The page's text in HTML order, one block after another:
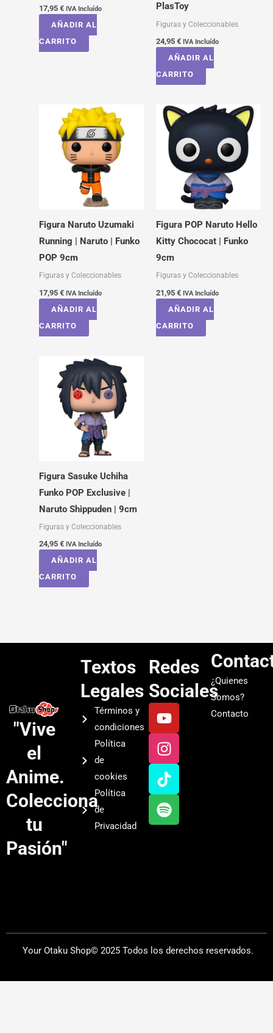
17,95 € IVA Incluído
AÑADIR AL
CARRITO
PlasToy
Figuras y Coleccionables
24,95 € IVA Incluído
AÑADIR AL
CARRITO
Figura Naruto Uzumaki
Running | Naruto | Funko
POP 9cm
Figuras y Coleccionables
17,95 € IVA Incluído
AÑADIR AL
CARRITO
Figura POP Naruto Hello
Kitty Chococat | Funko
9cm
Figuras y Coleccionables
21,95 € IVA Incluído
AÑADIR AL
CARRITO
Figura Sasuke Uchiha
Funko POP Exclusive |
Naruto Shippuden | 9cm
Figuras y Coleccionables
24,95 € IVA Incluído
AÑADIR AL
CARRITO
"Vive
el
Anime.
Colecciona
tu
Pasión"
Textos
Legales
Términos y
condiciones
Política
de
cookies
Política
de
Privacidad
Redes
Sociales
Y
o
u
t
u
b
e
I
n
s
t
a
g
r
a
T
i
k
t
o
k
S
p
o
t
i
f
y
¿Quienes
Somos?
Contacto
Your Otaku Shop© 2025 Todos los derechos reservados.